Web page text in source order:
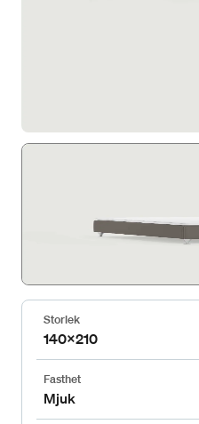
Storlek
140x210
Fasthet
Mjuk